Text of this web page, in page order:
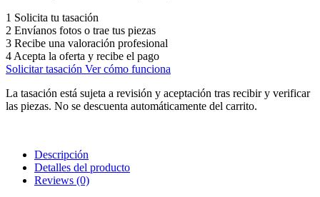
1 Solicita tu tasación
2 Envíanos fotos o trae tus piezas
3 Recibe una valoración profesional
4 Acepta la oferta y recibe el pago
Solicitar tasación Ver cómo funciona
La tasación está sujeta a revisión y aceptación tras recibir y verificar
las piezas. No se descuenta automáticamente del carrito.
Descripción
Detalles del producto
Reviews (0)